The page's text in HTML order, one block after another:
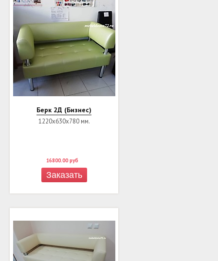
Берк 2Д (Бизнес)
1220х630х780 мм.
16800.00 руб
Заказать